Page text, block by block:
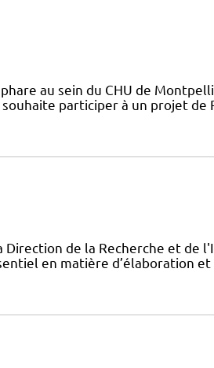
au sein du CHU de
participer à un projet de
de la Recherche et de
en matière d’élaboration